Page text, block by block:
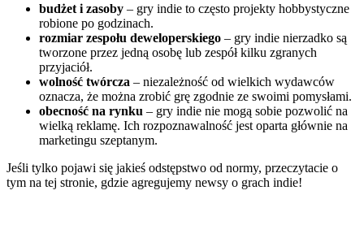
budżet i zasoby – gry indie to często projekty hobbystyczne
robione po godzinach.
rozmiar zespołu deweloperskiego – gry indie nierzadko są
tworzone przez jedną osobę lub zespół kilku zgranych
przyjaciół.
wolność twórcza – niezależność od wielkich wydawców
oznacza, że można zrobić grę zgodnie ze swoimi pomysłami.
obecność na rynku – gry indie nie mogą sobie pozwolić na
wielką reklamę. Ich rozpoznawalność jest oparta głównie na
marketingu szeptanym.
Jeśli tylko pojawi się jakieś odstępstwo od normy, przeczytacie o
tym na tej stronie, gdzie agregujemy newsy o grach indie!